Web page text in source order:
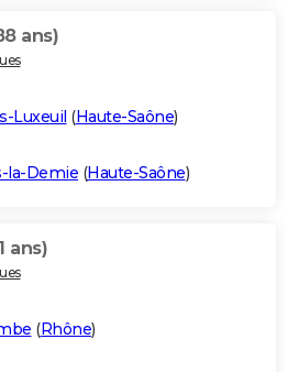
ans)
Luxeuil (Haute-Saône)
la-Demie (Haute-Saône)
ans)
(Rhône)